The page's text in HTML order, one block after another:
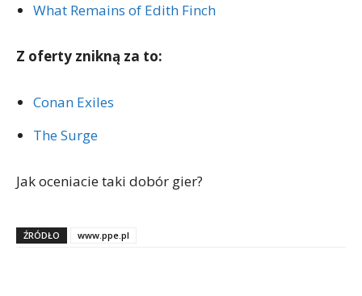
What Remains of Edith Finch
Z oferty znikną za to:
Conan Exiles
The Surge
Jak oceniacie taki dobór gier?
ŹRÓDŁO www.ppe.pl